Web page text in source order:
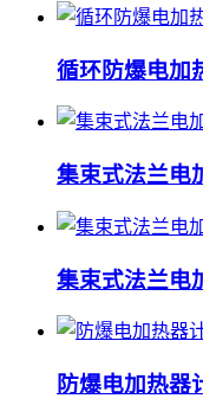
循环防爆电加
集束式法兰电
集束式法兰电
防爆电加热器